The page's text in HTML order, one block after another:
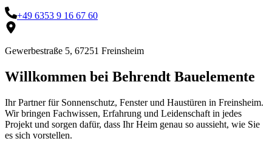
+49 6353 9 16 67 60
Gewerbestraße 5, 67251 Freinsheim
Willkommen bei Behrendt Bauelemente
Ihr Partner für Sonnenschutz, Fenster und Haustüren in Freinsheim.
Wir bringen Fachwissen, Erfahrung und Leidenschaft in jedes
Projekt und sorgen dafür, dass Ihr Heim genau so aussieht, wie Sie
es sich vorstellen.